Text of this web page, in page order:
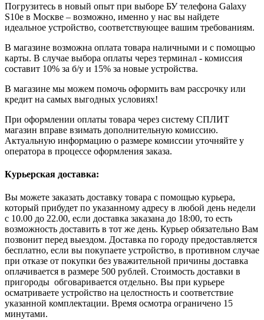
Погрузитесь в новый опыт при выборе БУ телефона Galaxy
S10e в Москве – возможно, именно у нас вы найдете
идеальное устройство, соответствующее вашим требованиям.
В магазине возможна оплата товара наличными и с помощью
карты. В случае выбора оплаты через терминал - комиссия
составит 10% за б/у и 15% за новые устройства.
В магазине мы можем помочь оформить вам рассрочку или
кредит на самых выгодных условиях!
При оформлении оплаты товара через систему СПЛИТ
магазин вправе взимать дополнительную комиссию.
Актуальную информацию о размере комиссии уточняйте у
оператора в процессе оформления заказа.
Курьерская доставка:
Вы можете заказать доставку товара с помощью курьера,
который прибудет по указанному адресу в любой день недели
с 10.00 до 22.00, если доставка заказана до 18:00, то есть
возможность доставить в тот же день. Курьер обязательно Вам
позвонит перед выездом. Доставка по городу предоставляется
бесплатно, если вы покупаете устройство, в противном случае
при отказе от покупки без уважительной причины доставка
оплачивается в размере 500 рублей. Стоимость доставки в
пригороды обговаривается отдельно. Вы при курьере
осматриваете устройство на целостность и соответствие
указанной комплектации. Время осмотра ограничено 15
минутами.